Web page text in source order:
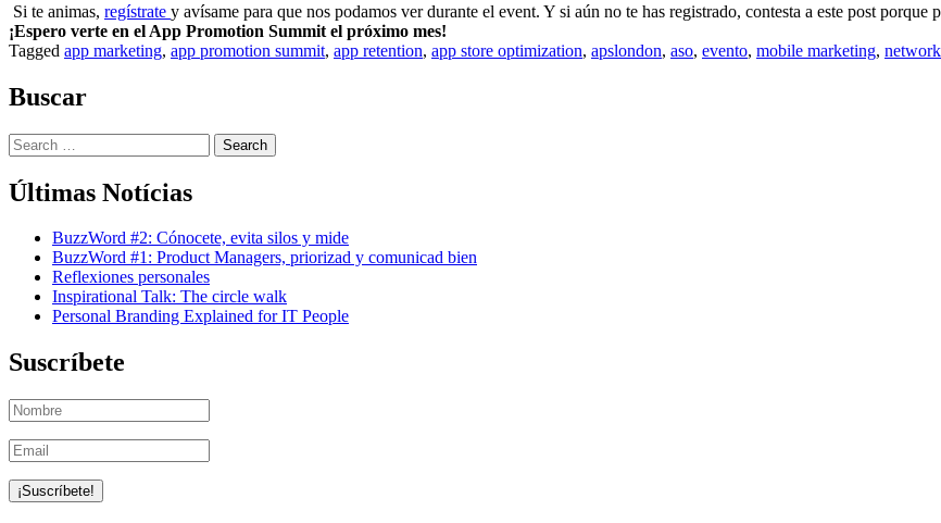
Si te animas, regístrate y avísame para que nos podamos ver durante el event. Y si aún no te has registrado, contesta a este post porque
¡Espero verte en el App Promotion Summit el próximo mes!
Tagged app marketing, app promotion summit, app retention, app store optimization, apslondon, aso, evento, mobile marketing,
Buscar
Search
for:
Últimas Notícias
BuzzWord #2: Cónocete, evita silos y mide
BuzzWord #1: Product Managers, priorizad y comunicad bien
Reflexiones personales
Inspirational Talk: The circle walk
Personal Branding Explained for IT People
Suscríbete